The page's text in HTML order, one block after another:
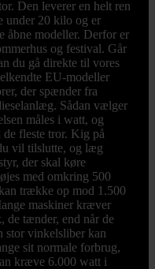
Den leverer en helt ren
under 20 kilo og er
åbne modeller. Derfor er
og festival. Går
du gå direkte til vores
EU-modeller
der spænder fra
Sådan vælger
måles i watt, og
fleste tror. Kig på
vil tilslutte, og læg
der skal køre
med omkring 500
trække op mod 1.500
maskiner kræver
de tænder, end når de
stor vinkelsliber kan
sit normale forbrug,
kræve 6.000 watt i